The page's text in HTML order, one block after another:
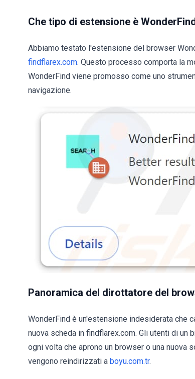
Che tipo di estensione è
Abbiamo testato l'estensione del browser
findflarex.com. Questo processo comporta la
WonderFind viene promosso come uno
navigazione.
Panoramica del dirottatore del
WonderFind è un'estensione indesiderata che
nuova scheda in findflarex.com. Gli utenti di
ogni volta che aprono un browser o una nuova
vengono reindirizzati a boyu.com.tr.